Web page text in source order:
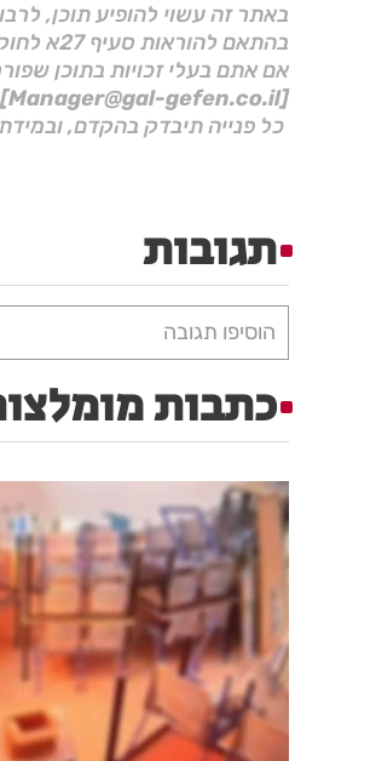
באתר זה עשוי להופיע תוכן,
בהתאם להוראות סעיף 27א לחוק זכויות יוצרים, התשס"ח–2007.
אם אתם בעלי זכויות בתוכן
[Manager@gal-gefen.co.il]
כל פנייה תיבדק בהקדם,
תגובות
הוסיפו תגובה
כתבות